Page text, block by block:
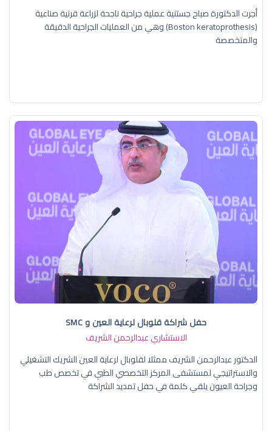
أجرت الدكتورة صباح جستنية عملية جراحية ناجحة لزراعة قرنية صناعية
(Boston keratoprothesis) وهي من العمليات الجراحية الدقيقة
والمتخصصة
حفل شراكة قلوبال لرعاية العين و SMC
الاستشاري عبدالرحمن الشريف
الدكتور عبدالرحمن الشريف ممثلا لقلوبال لرعاية العين الشريك التشغيلي
والاستراتيجي لمستشفى المركز التخصصي الطبي في تخصص طب
وجراحة العيون يلقي كلمة في حفل تمديد الشراكة